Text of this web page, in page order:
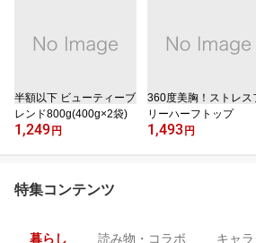
半額以下 ビューティーブ
レンド800g(400g×2袋)
1,249 円
360度美胸！ストレス
リーハーフトップ
1,493 円
特集コンテンツ
暮らし 読み物・コラボ キャ